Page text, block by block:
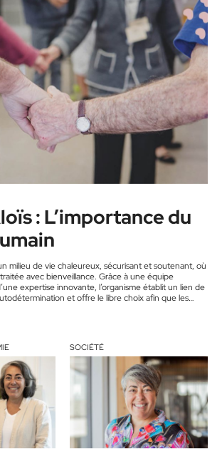
: L’importance du
milieu de vie chaleureux, sécurisant et soutenant, où
avec bienveillance. Grâce à une équipe
expertise innovante, l’organisme établit un lien de
et offre le libre choix afin que les
SOCIÉTÉ